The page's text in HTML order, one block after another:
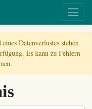
Datenverlustes stehen
Es kann zu Fehlern